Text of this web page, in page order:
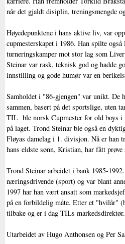
når det gjaldt disiplin, treningsmengde
Høyedepunktene i hans aktive liv, var
cupmesterskapet i 1986. Han spilte
turneringskamper mot stor lag som
Steinar var rask, teknisk god og hadde
innstilling og gode humør var en
Samholdet i "86-gjengen" var unikt. De
sammen, basert på det sportslige, uten
TIL ble norsk Cupmester for old boys i
på laget. Trond Steinar ble også en
Fløyas damelag i 1. divisjon. Nå er han
hans eldste sønn, Kristian, har fått
Trond Steinar arbeidet i bank 1985-
næringsdrivende (sport) og var blant
1997 har han vært ansatt som
på en forbildelig måte. Etter et "hvilår"
tilbake og er i dag TILs markedsdirektør.
Utarbeidet av Hugo Anthonsen og Per